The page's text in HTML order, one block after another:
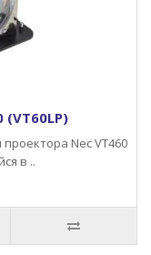
Nec VT460
в ..